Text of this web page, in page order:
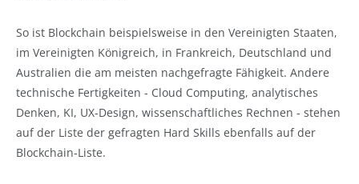
So ist Blockchain beispielsweise in den Vereinigten Staaten,
im Vereinigten Königreich, in Frankreich, Deutschland und
Australien die am meisten nachgefragte Fähigkeit. Andere
technische Fertigkeiten - Cloud Computing, analytisches
Denken, KI, UX-Design, wissenschaftliches Rechnen - stehen
auf der Liste der gefragten Hard Skills ebenfalls auf der
Blockchain-Liste.